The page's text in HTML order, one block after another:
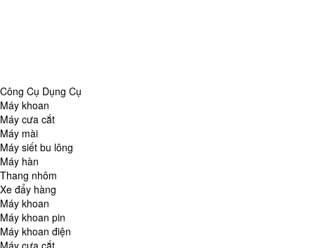
Công Cụ Dụng Cụ
Máy khoan
Máy cưa cắt
Máy mài
Máy siết bu lông
Máy hàn
Thang nhôm
Xe đẩy hàng
Máy khoan
Máy khoan pin
Máy khoan điện
Máy cưa cắt